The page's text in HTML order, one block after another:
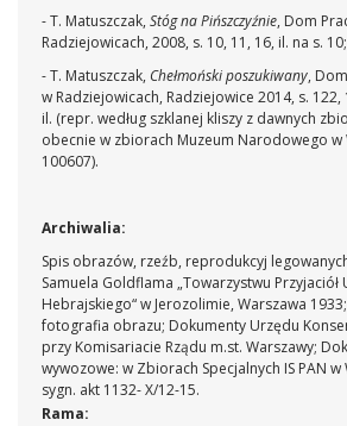
- T. Matuszczak, Stóg na Pińszczyźnie, Dom
Radziejowicach, 2008, s. 10, 11, 16, il. na s. 10;
- T. Matuszczak, Chełmoński poszukiwany,
w Radziejowicach, Radziejowice 2014, s. 122,
il. (repr. według szklanej kliszy z dawnych
obecnie w zbiorach Muzeum Narodowego w
100607).
Archiwalia:
Spis obrazów, rzeźb, reprodukcyj
Samuela Goldflama „Towarzystwu Przyjaciół
Hebrajskiego“ w Jerozolimie, Warszawa
fotografia obrazu; Dokumenty Urzędu
przy Komisariacie Rządu m.st. Warszawy;
wywozowe: w Zbiorach Specjalnych IS PAN w
sygn. akt 1132- X/12-15.
Rama: